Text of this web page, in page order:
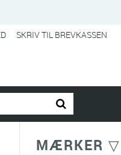
SKRIV TIL BREVKASSEN
MÆRKER ▽